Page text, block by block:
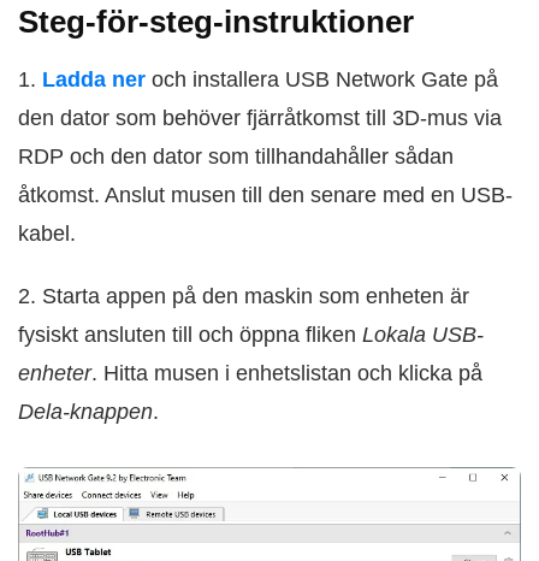
Steg-för-steg-instruktioner
1. Ladda ner och installera USB Network Gate på
den dator som behöver fjärråtkomst till 3D-mus via
RDP och den dator som tillhandahåller sådan
åtkomst. Anslut musen till den senare med en USB-
kabel.
2. Starta appen på den maskin som enheten är
fysiskt ansluten till och öppna fliken Lokala USB-
enheter. Hitta musen i enhetslistan och klicka på
Dela-knappen.